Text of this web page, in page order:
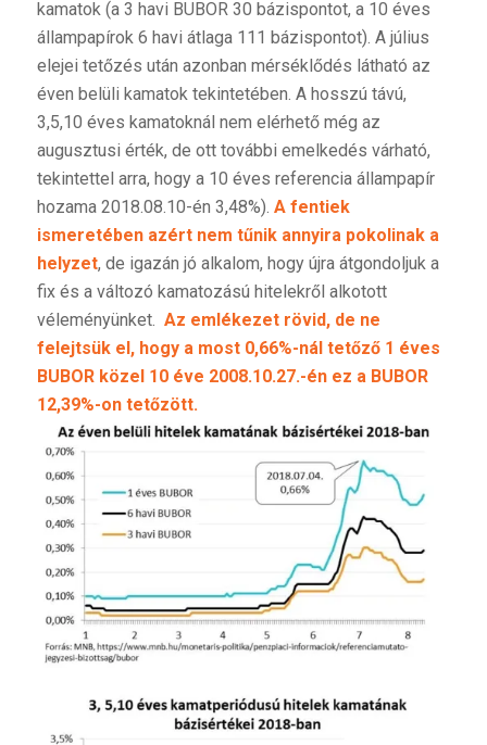
kamatok (a 3 havi BUBOR 30 bázispontot, a 10 éves
állampapírok 6 havi átlaga 111 bázispontot). A július
elejei tetőzés után azonban mérséklődés látható az
éven belüli kamatok tekintetében. A hosszú távú,
3,5,10 éves kamatoknál nem elérhető még az
augusztusi érték, de ott további emelkedés várható,
tekintettel arra, hogy a 10 éves referencia állampapír
hozama 2018.08.10-én 3,48%). A fentiek
ismeretében azért nem tűnik annyira pokolinak a
helyzet, de igazán jó alkalom, hogy újra átgondoljuk a
fix és a változó kamatozású hitelekről alkotott
véleményünket. Az emlékezet rövid, de ne
felejtsük el, hogy a most 0,66%-nál tetőző 1 éves
BUBOR közel 10 éve 2008.10.27.-én ez a BUBOR
12,39%-on tetőzött.